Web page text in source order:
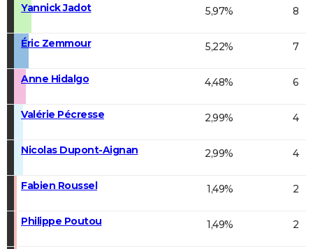
Yannick Jadot 5,97% 8
Éric Zemmour 5,22% 7
Anne Hidalgo 4,48% 6
Valérie Pécresse 2,99% 4
Nicolas Dupont-Aignan 2,99% 4
Fabien Roussel 1,49% 2
Philippe Poutou 1,49% 2